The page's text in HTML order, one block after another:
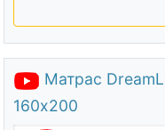
Матрас
160х200